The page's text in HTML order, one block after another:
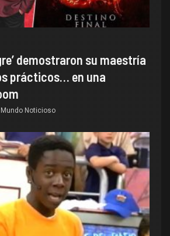
demostraron su maestría
prácticos… en una
Mundo Noticioso